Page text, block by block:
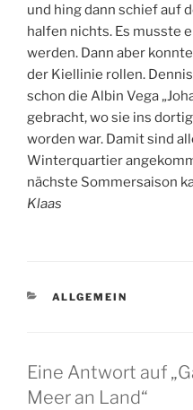
und hing dann schief auf
halfen nichts. Es musste
werden. Dann aber
der Kiellinie rollen.
schon die Albin Vega
gebracht, wo sie ins
worden war. Damit sind
Winterquartier
nächste Sommersaison
Klaas
KATEGORIEN
ALLGEMEIN
Eine Antwort auf
Meer an Land“